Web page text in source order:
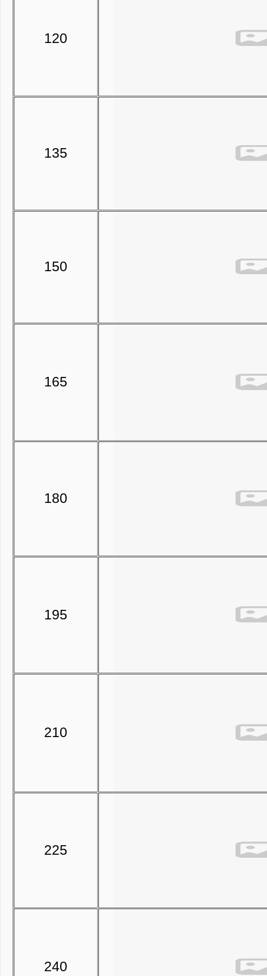
120
135
150
165
180
195
210
225
240